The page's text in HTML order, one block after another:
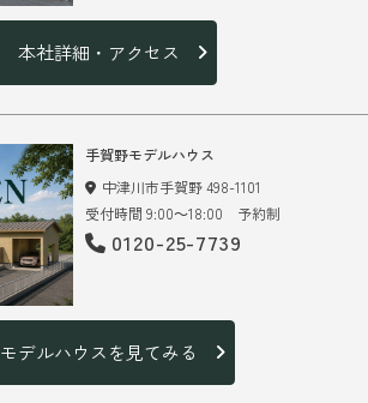
本社詳細・アクセス
手賀野モデルハウス
中津川市手賀野 498-1101
受付時間 9:00～18:00 予約制
0120-25-7739
モデルハウスを見てみる